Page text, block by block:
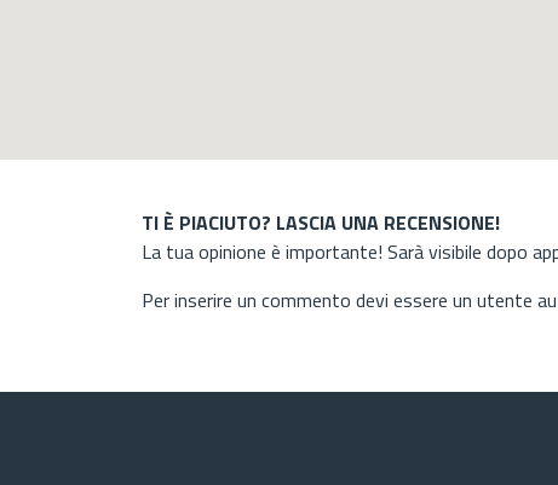
TI È PIACIUTO? LASCIA UNA RECENSIONE!
La tua opinione è importante! Sarà visibile dopo
Per inserire un commento devi essere un utente